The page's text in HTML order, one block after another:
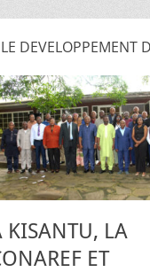
DEVELOPPEMENT
KISANTU, LA
ET